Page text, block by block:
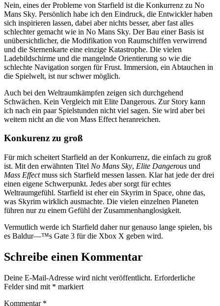
Nein, eines der Probleme von Starfield ist die Konkurrenz zu No
Mans Sky. Persönlich habe ich den Eindruck, die Entwickler haben
sich inspirieren lassen, dabei aber nichts besser, aber fast alles
schlechter gemacht wie in No Mans Sky. Der Bau einer Basis ist
unübersichtlicher, die Modifikation von Raumschiffen verwirrend
und die Sternenkarte eine einzige Katastrophe. Die vielen
Ladebildschirme und die mangelnde Orientierung so wie die
schlechte Navigation sorgen für Frust. Immersion, ein Abtauchen in
die Spielwelt, ist nur schwer möglich.
Auch bei den Weltraumkämpfen zeigen sich durchgehend
Schwächen. Kein Vergleich mit Elite Dangerous. Zur Story kann
ich nach ein paar Spielstunden nicht viel sagen. Sie wird aber bei
weitem nicht an die von Mass Effect heranreichen.
Konkurenz zu groß
Für mich scheitert Starfield an der Konkurrenz, die einfach zu groß
ist. Mit den erwähnten Titel No Mans Sky, Elite Dangerous und
Mass Effectmuss sich Starfield messen lassen. Klar hat jede der drei
einen eigene Schwerpunkt. Jedes aber sorgt für echtes
Weltraumgefühl. Starfield ist eher ein Skyrim in Space, ohne das,
was Skyrim wirklich ausmachte. Die vielen einzelnen Planeten
führen nur zu einem Gefühl der Zusammenhanglosigkeit.
Vermutlich werde ich Starfield daher nur genauso lange spielen, bis
es Baldur—™s Gate 3 für die Xbox X geben wird.
Schreibe einen Kommentar
Deine E-Mail-Adresse wird nicht veröffentlicht. Erforderliche
Felder sind mit * markiert
Kommentar *